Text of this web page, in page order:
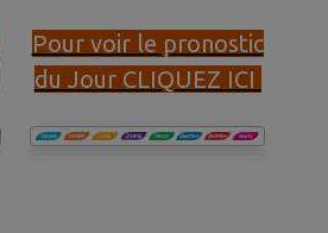
Pour voir le pronostic
du Jour CLIQUEZ ICI